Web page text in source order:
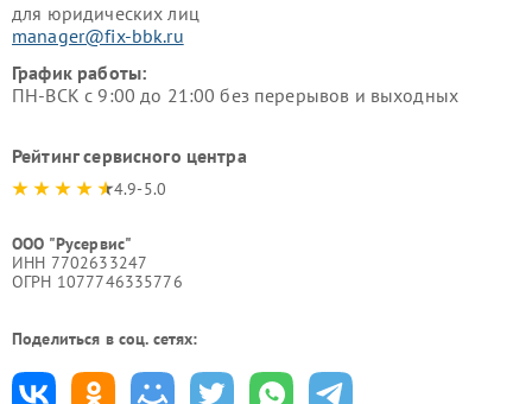
для юридических лиц
manager@fix-bbk.ru
График работы:
ПН-ВСК с 9:00 до 21:00 без перерывов и выходных
Рейтинг сервисного центра
4.9-5.0
ООО "Русервис"
ИНН 7702633247
ОГРН 1077746335776
Поделиться в соц. сетях: